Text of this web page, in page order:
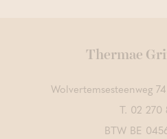
Thermae
Wolvertemsesteenweg
T. 02 270
BTW BE